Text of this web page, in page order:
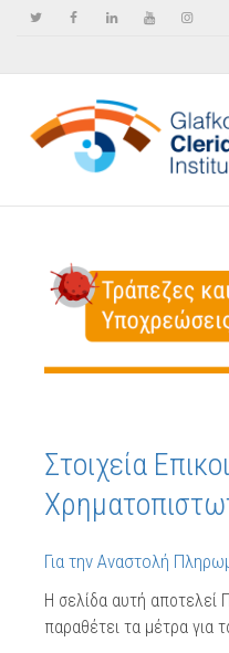
Στοιχεία
Για την Αναστολή
Η σελίδα αυτή αποτελεί
παραθέτει τα μέτρα για